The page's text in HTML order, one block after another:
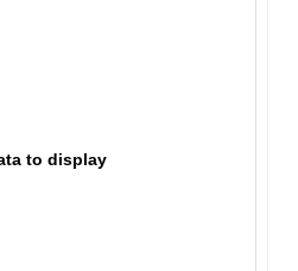
to display